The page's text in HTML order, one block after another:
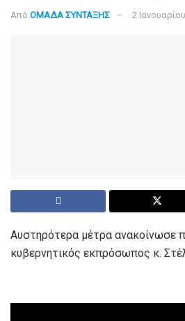
Από ΟΜΑΔΑ ΣΥΝΤΑΞΗΣ 2
Αυστηρότερα μέτρα ανακοίνωσε
κυβερνητικός εκπρόσωπος κ.